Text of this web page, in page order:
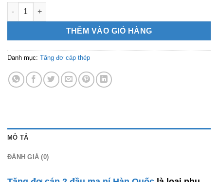
Tăng đơ cáp 2 đầu ma ní hàn quốc số lượng
THÊM VÀO GIỎ HÀNG
Danh mục: Tăng đơ cáp thép
MÔ TẢ
ĐÁNH GIÁ (0)